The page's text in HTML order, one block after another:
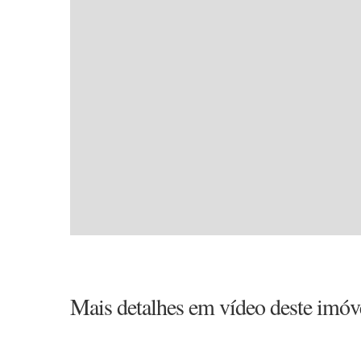
Mais detalhes em vídeo deste